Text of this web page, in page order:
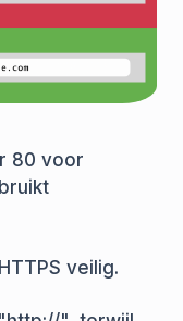
80 voor
veilig.